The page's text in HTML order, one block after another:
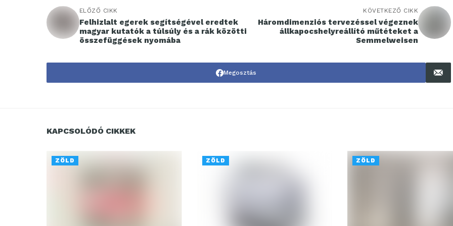
ELŐZŐ CIKK
Felhizlalt egerek segítségével eredtek
magyar kutatók a túlsúly és a rák közötti
összefüggések nyomába
KÖVETKEZŐ CIKK
Háromdimenziós tervezéssel végeznek
állkapocshelyreállító műtéteket a
Semmelweisen
Megosztás
KAPCSOLÓDÓ CIKKEK
ZÖLD ZÖLD ZÖLD